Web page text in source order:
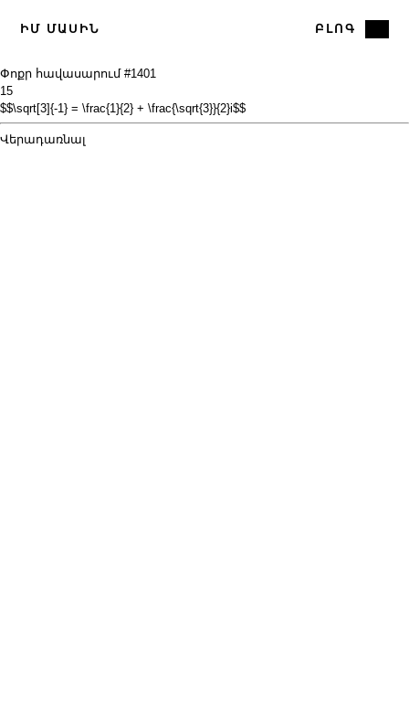
ԻՄ ՄԱՍԻՆ ԲԼՈԳ
Փոքր հավասարում #1401
15
$$\sqrt[3]{-1} = \frac{1}{2} + \frac{\sqrt{3}}{2}i$$
Վերադառնալ